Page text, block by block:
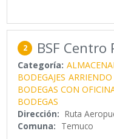
2 BSF
Categoría:
BODEGAJES
BODEGAS CON
BODEGAS
Dirección: Ruta
Comuna: Temuco